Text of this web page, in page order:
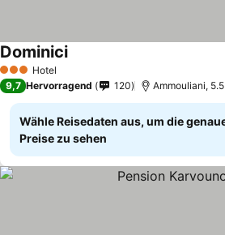
3 SterneHotel
Dominici
9,7 Hervorragend 120 Ammouliani,
Wähle Reisedaten aus, um die
Preise zu sehen